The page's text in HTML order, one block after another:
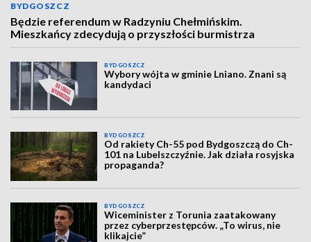
BYDGOSZCZ
Będzie referendum w Radzyniu Chełmińskim.
Mieszkańcy zdecydują o przyszłości burmistrza
BYDGOSZCZ
Wybory wójta w gminie Lniano. Znani są
kandydaci
BYDGOSZCZ
Od rakiety Ch-55 pod Bydgoszczą do Ch-
101 na Lubelszczyźnie. Jak działa rosyjska
propaganda?
BYDGOSZCZ
Wiceminister z Torunia zaatakowany
przez cyberprzestępców. „To wirus, nie
klikajcie”